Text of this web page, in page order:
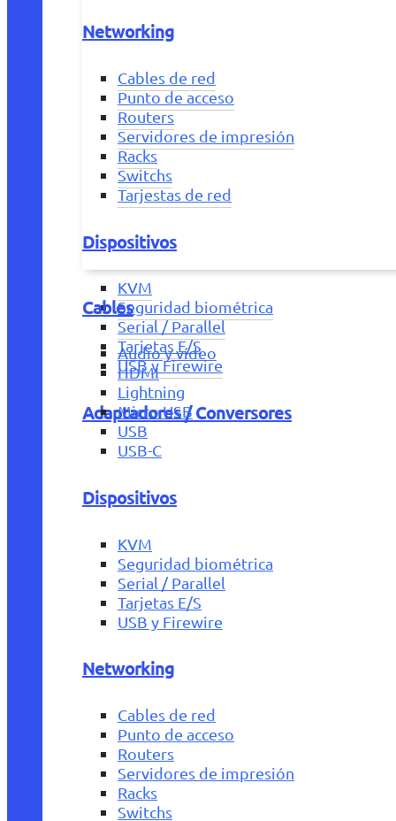
Networking
Cables de red
Punto de acceso
Routers
Servidores de impresión
Racks
Switchs
Tarjestas de red
Dispositivos
KVM
Seguridad biométrica
Serial / Parallel
Tarjetas E/S
USB y Firewire
Adaptadores / Conversores
Cables
Audio y vídeo
HDMI
Lightning
Micro USB
USB
USB-C
Dispositivos
KVM
Seguridad biométrica
Serial / Parallel
Tarjetas E/S
USB y Firewire
Networking
Cables de red
Punto de acceso
Routers
Servidores de impresión
Racks
Switchs